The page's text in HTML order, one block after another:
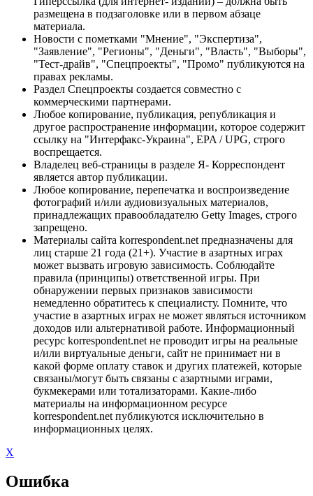
размещена в подзаголовке или в первом абзаце
материала.
Новости с пометками "Мнение", "Экспертиза",
"Заявление", "Регионы", "Деньги", "Власть", "Выборы",
"Тест-драйв", "Спецпроекты", "Промо" публикуются на
правах рекламы.
Раздел Спецпроекты создается совместно с
коммерческими партнерами.
Любое копирование, публикация, републикация и
другое распространение информации, которое содержит
ссылку на "Интерфакс-Украина", EPA / UPG, строго
воспрещается.
Владелец веб-страницы в разделе Я- Корреспондент
является автор публикации.
Любое копирование, перепечатка и воспроизведение
фотографий и/или аудиовизуальных материалов,
принадлежащих правообладателю Getty Images, строго
запрещено.
Материалы сайта korrespondent.net предназначены для
лиц старше 21 года (21+). Участие в азартных играх
может вызвать игровую зависимость. Соблюдайте
правила (принципы) ответственной игры. При
обнаружении первых признаков зависимости
немедленно обратитесь к специалисту. Помните, что
участие в азартных играх не может являться источником
доходов или альтернативой работе. Информационный
ресурс korrespondent.net не проводит игры на реальные
и/или виртуальные деньги, сайт не принимает ни в
какой форме оплату ставок и других платежей, которые
связаны/могут быть связаны с азартными играми,
букмекерами или тотализаторами. Какие-либо
материалы на информационном ресурсе
korrespondent.net публикуются исключительно в
информационных целях.
X
Ошибка